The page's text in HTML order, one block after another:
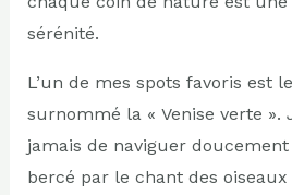
sérénité.
L’un de mes spots favoris est
surnommé la « Venise verte ».
jamais de naviguer
bercé par le chant des